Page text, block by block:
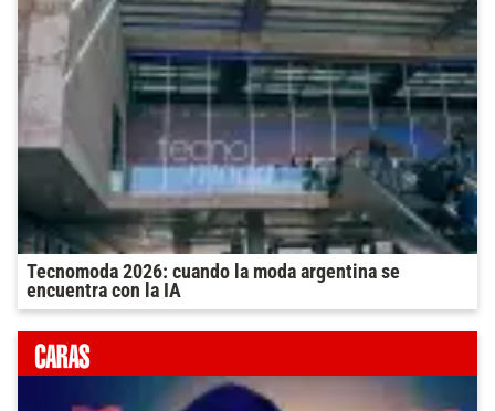
Tecnomoda 2026: cuando la moda argentina se
encuentra con la IA